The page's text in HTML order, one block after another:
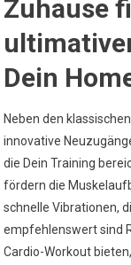
Zuhause
Dein
Neben den
innovative
die Dein Training
fördern die
schnelle Vibrationen,
empfehlenswert sind
Cardio-Workout